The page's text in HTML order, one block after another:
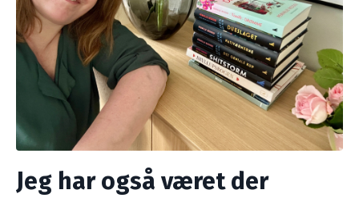
Jeg har også været der